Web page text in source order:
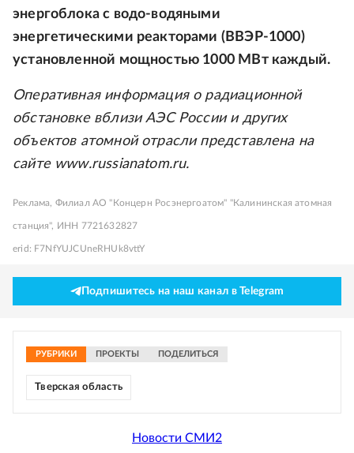
энергоблока с водо-водяными
энергетическими реакторами (ВВЭР-1000)
установленной мощностью 1000 МВт каждый.
Оперативная информация о радиационной
обстановке вблизи АЭС России и других
объектов атомной отрасли представлена на
сайте www.russianatom.ru.
Реклама, Филиал АО "Концерн Росэнергоатом" "Калининская атомная
станция", ИНН 7721632827
erid: F7NfYUJCUneRHUk8vttY
Подпишитесь на наш канал в Telegram
РУБРИКИ ПРОЕКТЫ ПОДЕЛИТЬСЯ
Тверская область
Новости СМИ2